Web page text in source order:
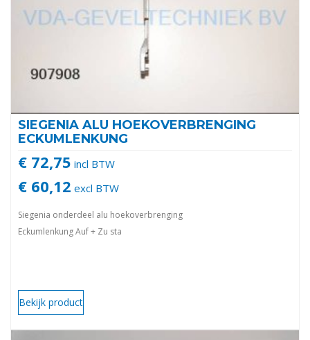
SIEGENIA ALU HOEKOVERBRENGING
ECKUMLENKUNG
€ 72,75 incl BTW
€ 60,12 excl BTW
Siegenia onderdeel alu hoekoverbrenging
Eckumlenkung Auf + Zu sta
Bekijk product